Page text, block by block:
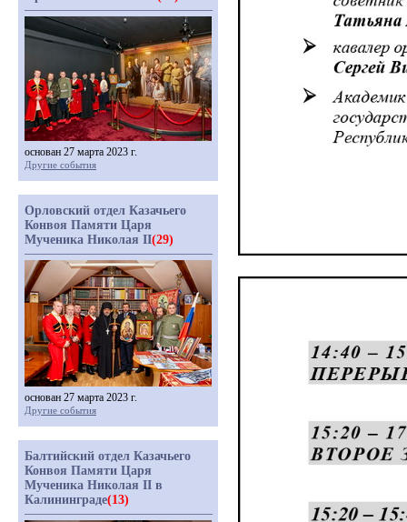
основан 27 марта 2023 г.
Другие события
Орловский отдел Казачьего
Конвоя Памяти Царя
Мученика Николая II(29)
основан 27 марта 2023 г.
Другие события
Балтийский отдел Казачьего
Конвоя Памяти Царя
Мученика Николая II в
Калининграде(13)